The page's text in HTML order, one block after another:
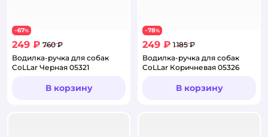
−67%
249 ₽ 760 ₽
Водилка-ручка для собак
CoLLar Черная 05321
В корзину
−78%
249 ₽ 1 185 ₽
Водилка-ручка для собак
CoLLar Коричневая 05326
В корзину